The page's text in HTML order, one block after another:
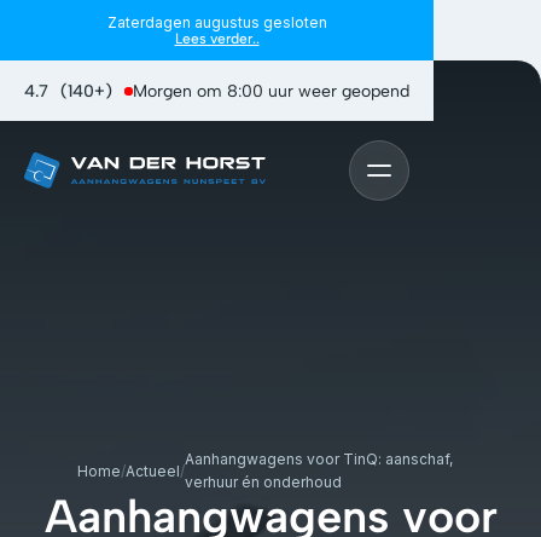
Zaterdagen augustus gesloten
Lees verder..
4.7 (140+) Morgen om 8:00 uur weer geopend
Home/Actueel/
Aanhangwagens voor TinQ: aanschaf,
verhuur én onderhoud
Aanhangwagens voor